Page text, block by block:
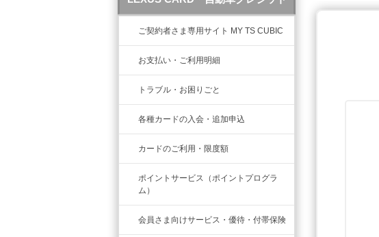
ご契約者さま専用サイト MY TS CUBIC
お支払い・ご利用明細
トラブル・お困りごと
各種カードの入会・追加申込
カードのご利用・限度額
ポイントサービス（ポイントプログラ
ム）
会員さま向けサービス・優待・付帯保険